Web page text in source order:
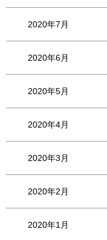
2020年7月
2020年6月
2020年5月
2020年4月
2020年3月
2020年2月
2020年1月